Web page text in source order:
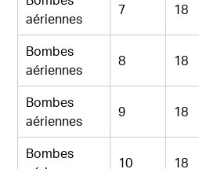
aériennes
7 18
Bombes
aériennes
8 18
Bombes
aériennes
9 18
Bombes
10 18